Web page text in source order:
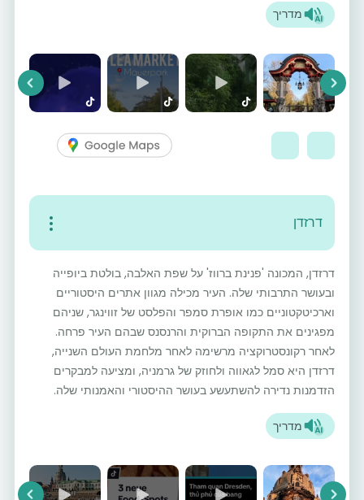
מדריך
Next
דרזדן
דרזדן, המכונה 'פנינת ברווז' על שפת האלבה, בולטת ביופייה
ובעושר התרבותי שלה. העיר מכילה מגוון אתרים היסטוריים
וארכיטקטוניים כמו אופרת סמפר והפלסט של זווינגר, שניהם
מפגינים את התקופה הברוקית והרנסנס שבהם העיר פרחה.
לאחר רקונסטרוקציה מרשימה לאחר מלחמת העולם השנייה,
דרזדן היא סמל לגאווה ולחוזק של גרמניה, ומציעה למבקרים
הזדמנות נדירה להשתעשע בעושר ההיסטורי והאמנותי שלה.
מדריך